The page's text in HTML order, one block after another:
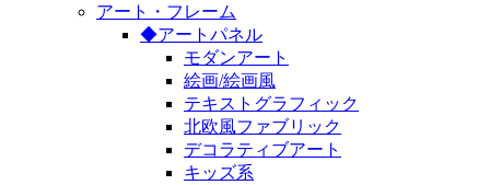
アート・フレーム
◆アートパネル
モダンアート
絵画/絵画風
テキストグラフィック
北欧風ファブリック
デコラティブアート
キッズ系